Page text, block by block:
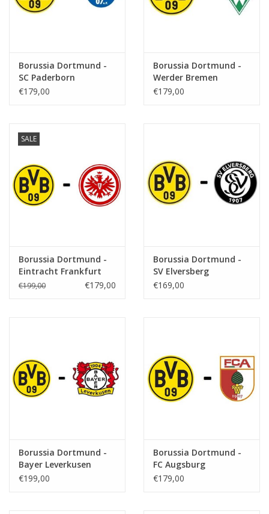
Borussia Dortmund -
SC Paderborn
€179,00
Borussia Dortmund -
Werder Bremen
€179,00
SALE
Borussia Dortmund -
Eintracht Frankfurt
€199,00 €179,00
Borussia Dortmund -
SV Elversberg
€169,00
Borussia Dortmund -
Bayer Leverkusen
€199,00
Borussia Dortmund -
FC Augsburg
€179,00